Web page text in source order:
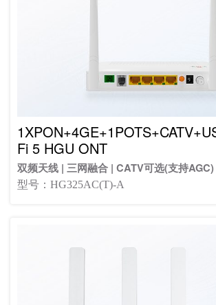
Fi 5 HGU ONT
双频天线 | 三网融合 | CATV可选(支持
型号：HG325AC(T)-A